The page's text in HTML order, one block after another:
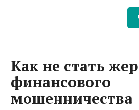
Как не стать
финансового
мошенничества